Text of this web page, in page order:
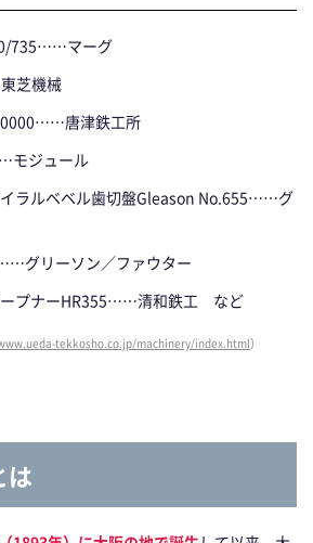
735……マーグ
芝機械
唐津鉄工所
モジュール
ラルベベル歯切盤Gleason No.655……グ
グリーソン／ファウター
ープナーHR355……清和鉄工 など
tekkosho.co.jp/machinery/index.html）
は